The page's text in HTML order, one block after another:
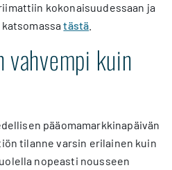
kokonaisuudessaan ja
tästä
vahvempi kuin
pääomamarkkinapäivän
tilanne varsin erilainen kuin
nopeasti nousseen